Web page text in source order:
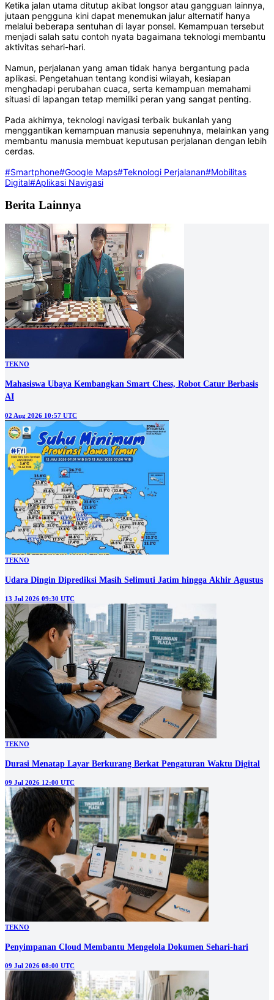
Ketika jalan utama ditutup akibat longsor atau gangguan lainnya,
jutaan pengguna kini dapat menemukan jalur alternatif hanya
melalui beberapa sentuhan di layar ponsel. Kemampuan tersebut
menjadi salah satu contoh nyata bagaimana teknologi membantu
aktivitas sehari-hari.
Namun, perjalanan yang aman tidak hanya bergantung pada
aplikasi. Pengetahuan tentang kondisi wilayah, kesiapan
menghadapi perubahan cuaca, serta kemampuan memahami
situasi di lapangan tetap memiliki peran yang sangat penting.
Pada akhirnya, teknologi navigasi terbaik bukanlah yang
menggantikan kemampuan manusia sepenuhnya, melainkan yang
membantu manusia membuat keputusan perjalanan dengan lebih
cerdas.
#Smartphone#Google Maps#Teknologi Perjalanan#Mobilitas
Digital#Aplikasi Navigasi
Berita Lainnya
TEKNO
Mahasiswa Ubaya Kembangkan Smart Chess, Robot Catur Berbasis
AI
02 Aug 2026 10:57 UTC
TEKNO
Udara Dingin Diprediksi Masih Selimuti Jatim hingga Akhir Agustus
13 Jul 2026 09:30 UTC
TEKNO
Durasi Menatap Layar Berkurang Berkat Pengaturan Waktu Digital
09 Jul 2026 12:00 UTC
TEKNO
Penyimpanan Cloud Membantu Mengelola Dokumen Sehari-hari
09 Jul 2026 08:00 UTC